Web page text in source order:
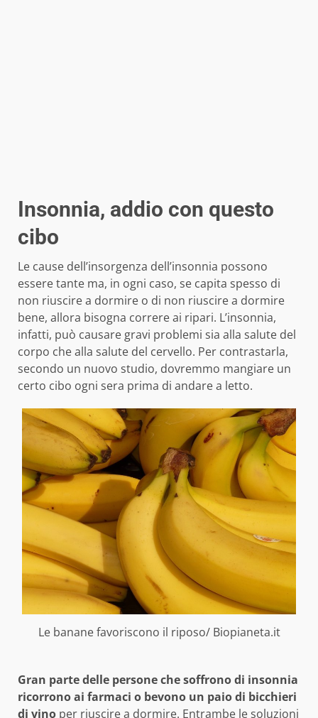
Insonnia, addio con questo
cibo
Le cause dell’insorgenza dell’insonnia possono
essere tante ma, in ogni caso, se capita spesso di
non riuscire a dormire o di non riuscire a dormire
bene, allora bisogna correre ai ripari. L’insonnia,
infatti, può causare gravi problemi sia alla salute del
corpo che alla salute del cervello. Per contrastarla,
secondo un nuovo studio, dovremmo mangiare un
certo cibo ogni sera prima di andare a letto.
Le banane favoriscono il riposo/ Biopianeta.it
Gran parte delle persone che soffrono di insonnia
ricorrono ai farmaci o bevono un paio di bicchieri
di vino per riuscire a dormire. Entrambe le soluzioni